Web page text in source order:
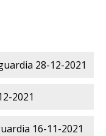
28-12-2021
2021
16-11-2021